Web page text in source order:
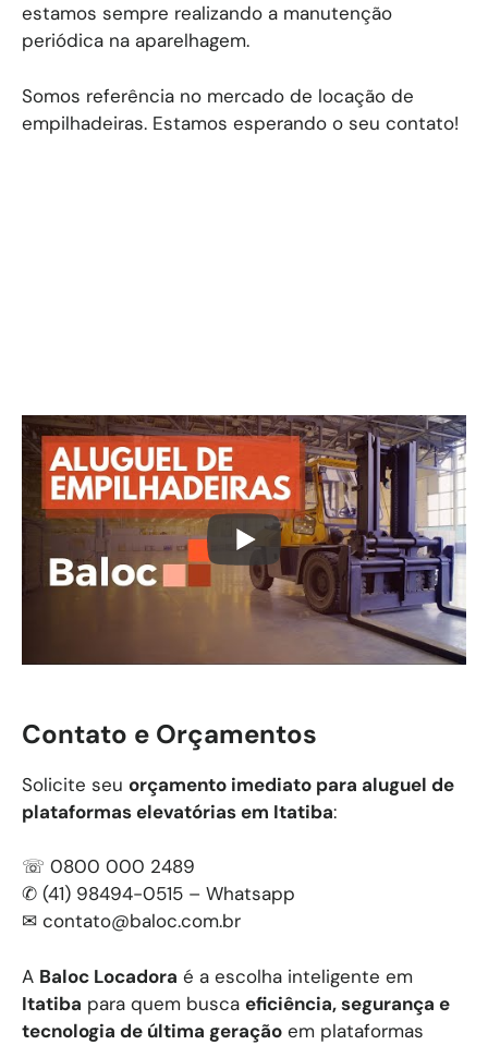
estamos sempre realizando a manutenção
periódica na aparelhagem.
Somos referência no mercado de locação de
empilhadeiras. Estamos esperando o seu contato!
Contato e Orçamentos
Solicite seu orçamento imediato para aluguel de
plataformas elevatórias em Itatiba:
☏ 0800 000 2489
✆ (41) 98494-0515 – Whatsapp
✉ contato@baloc.com.br
A Baloc Locadora é a escolha inteligente em
Itatiba para quem busca eficiência, segurança e
tecnologia de última geração em plataformas